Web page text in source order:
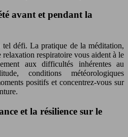
avant et pendant la
tel défi. La pratique de la méditation,
respiratoire vous aident à le
aux difficultés inhérentes au
conditions météorologiques
positifs et concentrez-vous sur
et la résilience sur le